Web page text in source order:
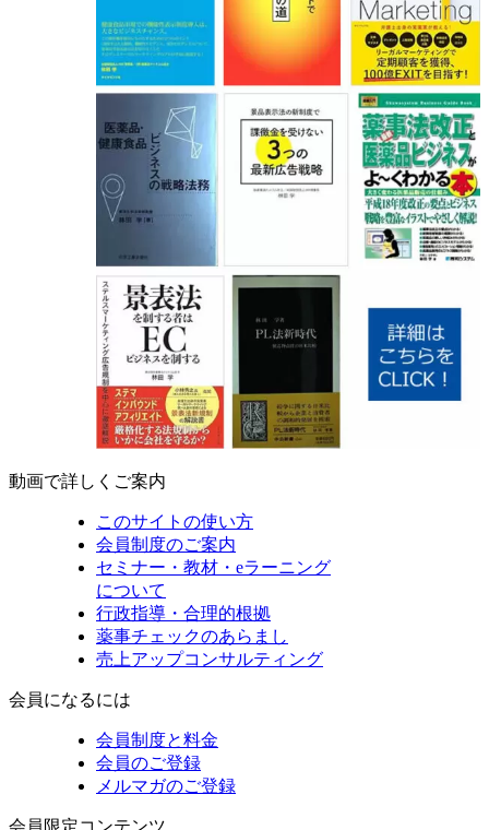
動画で詳しくご案内
このサイトの使い方
会員制度のご案内
セミナー・教材・eラーニング
について
行政指導・合理的根拠
薬事チェックのあらまし
売上アップコンサルティング
会員になるには
会員制度と料金
会員のご登録
メルマガのご登録
会員限定コンテンツ